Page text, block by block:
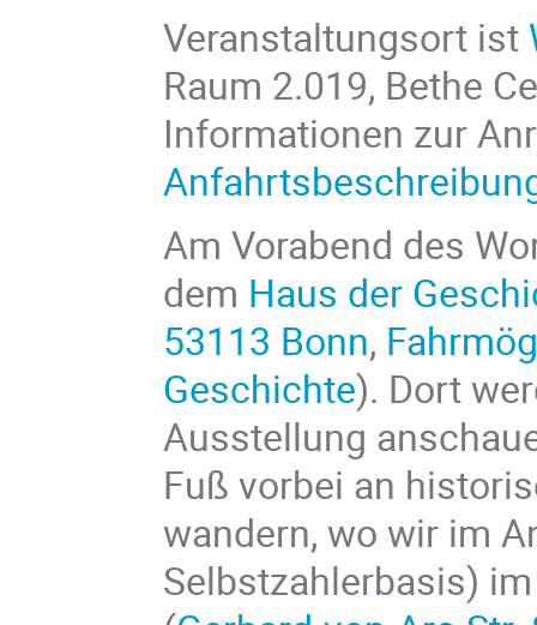
Veranstaltungsort ist
Raum 2.019, Bethe
Informationen zur
Am Vorabend des
dem Haus der
53113 Bonn,
Geschichte). Dort
Ausstellung
Fuß vorbei an
wandern, wo wir im
Selbstzahlerbasis)